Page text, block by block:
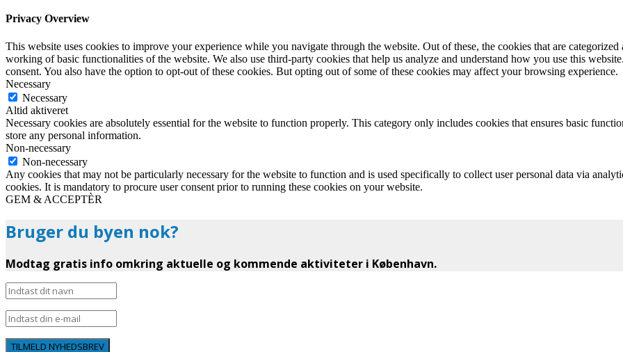
Privacy Overview
This website uses cookies to improve your experience while you navigate through the website. Out of these, the cookies that are categorized
working of basic functionalities of the website. We also use third-party cookies that help us analyze and understand how you use this
consent. You also have the option to opt-out of these cookies. But opting out of some of these cookies may affect your browsing experience.
Necessary
Necessary
Altid aktiveret
Necessary cookies are absolutely essential for the website to function properly. This category only includes cookies that ensures basic
store any personal information.
Non-necessary
Non-necessary
Any cookies that may not be particularly necessary for the website to function and is used specifically to collect user personal data via
cookies. It is mandatory to procure user consent prior to running these cookies on your website.
GEM & ACCEPTÈR
Bruger du byen nok?
Modtag gratis info omkring aktuelle og kommende aktiviteter i København.
TILMELD NYHEDSBREV